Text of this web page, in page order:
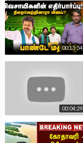
00:13:54
00:04:29